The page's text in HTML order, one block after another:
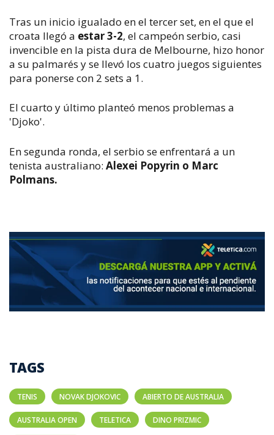
Tras un inicio igualado en el tercer set, en el que el
croata llegó a estar 3-2, el campeón serbio, casi
invencible en la pista dura de Melbourne, hizo honor
a su palmarés y se llevó los cuatro juegos siguientes
para ponerse con 2 sets a 1.
El cuarto y último planteó menos problemas a
'Djoko'.
En segunda ronda, el serbio se enfrentará a un
tenista australiano: Alexei Popyrin o Marc
Polmans.
TAGS
TENIS NOVAK DJOKOVIC ABIERTO DE AUSTRALIA
AUSTRALIA OPEN TELETICA DINO PRIZMIC